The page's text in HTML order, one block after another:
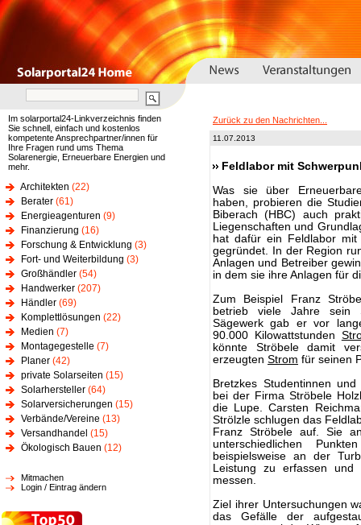
Im solarportal24-Linkverzeichnis finden
Sie schnell, einfach und kostenlos
kompetente Ansprechpartner/innen für
Ihre Fragen rund ums Thema
Solarenergie, Erneuerbare Energien und
mehr.
Architekten (22)
Berater (61)
Energieagenturen (9)
Finanzierung (16)
Forschung & Entwicklung (3)
Fort- und Weiterbildung (3)
Großhändler (54)
Handwerker (207)
Händler (69)
Komplettlösungen (22)
Medien (7)
Montagegestelle (7)
Planer (42)
private Solarseiten (15)
Solarhersteller (64)
Solarversicherungen (15)
Verbände/Vereine (13)
Versandhandel (15)
Ökologisch Bauen (12)
Mitmachen
Login / Eintrag ändern
Zurück zu den Nachrichten...
11.07.2013
Feldlabor mit
Was sie über
haben, probieren die
Biberach (HBC) auch
Liegenschaften und
hat dafür ein Feldlabor mit
gegründet. In der Region
Anlagen und Betreiber
in dem sie ihre Anlagen für
Zum Beispiel Franz
betrieb viele Jahre sein
Sägewerk gab er vor
90.000 Kilowattstunden
könnte Ströbele damit
erzeugten Strom für seinen
Bretzkes Studentinnen
bei der Firma Ströbele
die Lupe. Carsten
Strölzle schlugen das
Franz Ströbele auf. Sie
unterschiedlichen
beispielsweise an der
Leistung zu erfassen
messen.
Ziel ihrer Untersuchungen
das Gefälle der